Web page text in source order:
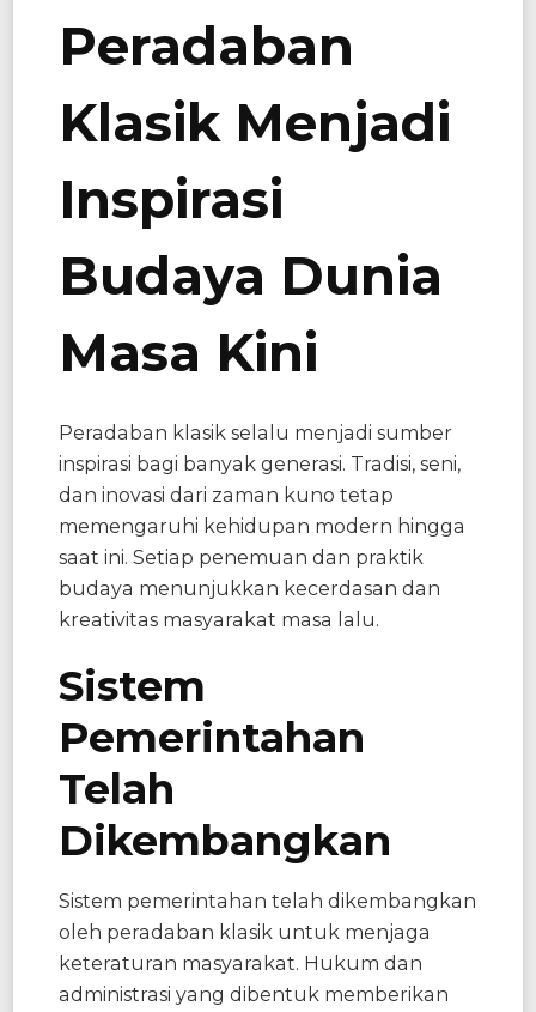
Peradaban
Klasik Menjadi
Inspirasi
Budaya Dunia
Masa Kini
Peradaban klasik selalu menjadi sumber
inspirasi bagi banyak generasi. Tradisi, seni,
dan inovasi dari zaman kuno tetap
memengaruhi kehidupan modern hingga
saat ini. Setiap penemuan dan praktik
budaya menunjukkan kecerdasan dan
kreativitas masyarakat masa lalu.
Sistem
Pemerintahan
Telah
Dikembangkan
Sistem pemerintahan telah dikembangkan
oleh peradaban klasik untuk menjaga
keteraturan masyarakat. Hukum dan
administrasi yang dibentuk memberikan